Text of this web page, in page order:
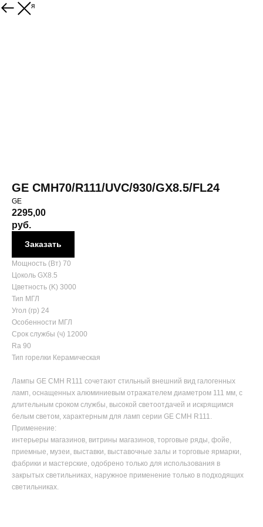
Вернуться
GE CMH70/R111/UVC/930/GX8.5/FL24
GE
2295,00
руб.
Заказать
Мощность (Вт) 70
Цоколь GX8.5
Цветность (K) 3000
Тип МГЛ
Угол (гр) 24
Особенности МГЛ
Срок службы (ч) 12000
Ra 90
Тип горелки Керамическая
Лампы GE CMH R111 сочетают стильный внешний вид галогенных
ламп, оснащенных алюминиевым отражателем диаметром 111 мм, с
длительным сроком службы, высокой светоотдачей и искрящимся
белым светом, характерным для ламп серии GE CMH R111.
Применение:
интерьеры магазинов, витрины магазинов, торговые ряды, фойе,
приемные, музеи, выставки, выставочные залы и торговые ярмарки,
фабрики и мастерские, одобрено только для использования в
закрытых светильниках, наружное применение только в подходящих
светильниках.